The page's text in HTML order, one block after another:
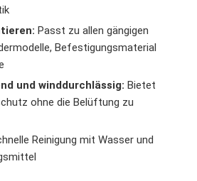
Passt zu allen gängigen
Befestigungsmaterial
und winddurchlässig: Bietet
ohne die Belüftung zu
Reinigung mit Wasser und